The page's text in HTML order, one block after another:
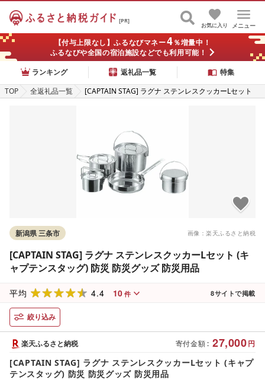
[PR]
メニュー
お気に入り
【付与上限なし】ふるなびマネー4％増量中！
ふるなびや全国の宿泊施設などでも利用可能！
ランキング
返礼品一覧
特集
TOP
全返礼品一覧
[CAPTAIN STAG] ラグナ ステンレスクッカーLセット
画像：楽天ふるさと納税
新潟県 三条市
[CAPTAIN STAG] ラグナ ステンレスクッカーLセット (キ
ャプテンスタッグ) 防災 防災グッズ 防災用品
平均 4.4 10 件 8サイトで掲載
絞り込み
寄付金額 : 27,000円
楽天ふるさと納税
[CAPTAIN STAG] ラグナ ステンレスクッカーLセット (キャプ
テンスタッグ) 防災 防災グッズ 防災用品